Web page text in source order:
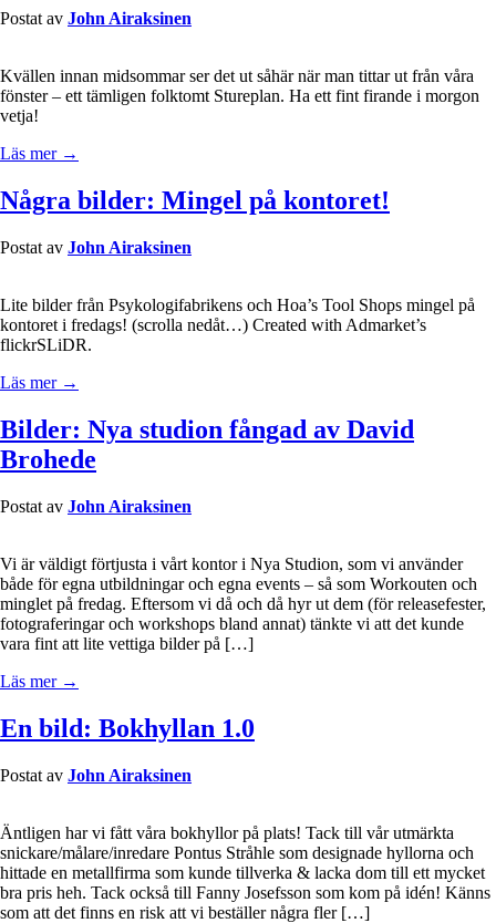
Postat av John Airaksinen
Kvällen innan midsommar ser det ut såhär när man tittar ut från våra
fönster – ett tämligen folktomt Stureplan. Ha ett fint firande i morgon
vetja!
Läs mer →
Några bilder: Mingel på kontoret!
Postat av John Airaksinen
Lite bilder från Psykologifabrikens och Hoa’s Tool Shops mingel på
kontoret i fredags! (scrolla nedåt…) Created with Admarket’s
flickrSLiDR.
Läs mer →
Bilder: Nya studion fångad av David
Brohede
Postat av John Airaksinen
Vi är väldigt förtjusta i vårt kontor i Nya Studion, som vi använder
både för egna utbildningar och egna events – så som Workouten och
minglet på fredag. Eftersom vi då och då hyr ut dem (för releasefester,
fotograferingar och workshops bland annat) tänkte vi att det kunde
vara fint att lite vettiga bilder på […]
Läs mer →
En bild: Bokhyllan 1.0
Postat av John Airaksinen
Äntligen har vi fått våra bokhyllor på plats! Tack till vår utmärkta
snickare/målare/inredare Pontus Stråhle som designade hyllorna och
hittade en metallfirma som kunde tillverka & lacka dom till ett mycket
bra pris heh. Tack också till Fanny Josefsson som kom på idén! Känns
som att det finns en risk att vi beställer några fler […]